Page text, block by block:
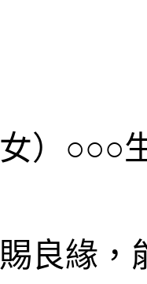
女）○○○
賜良緣 ，